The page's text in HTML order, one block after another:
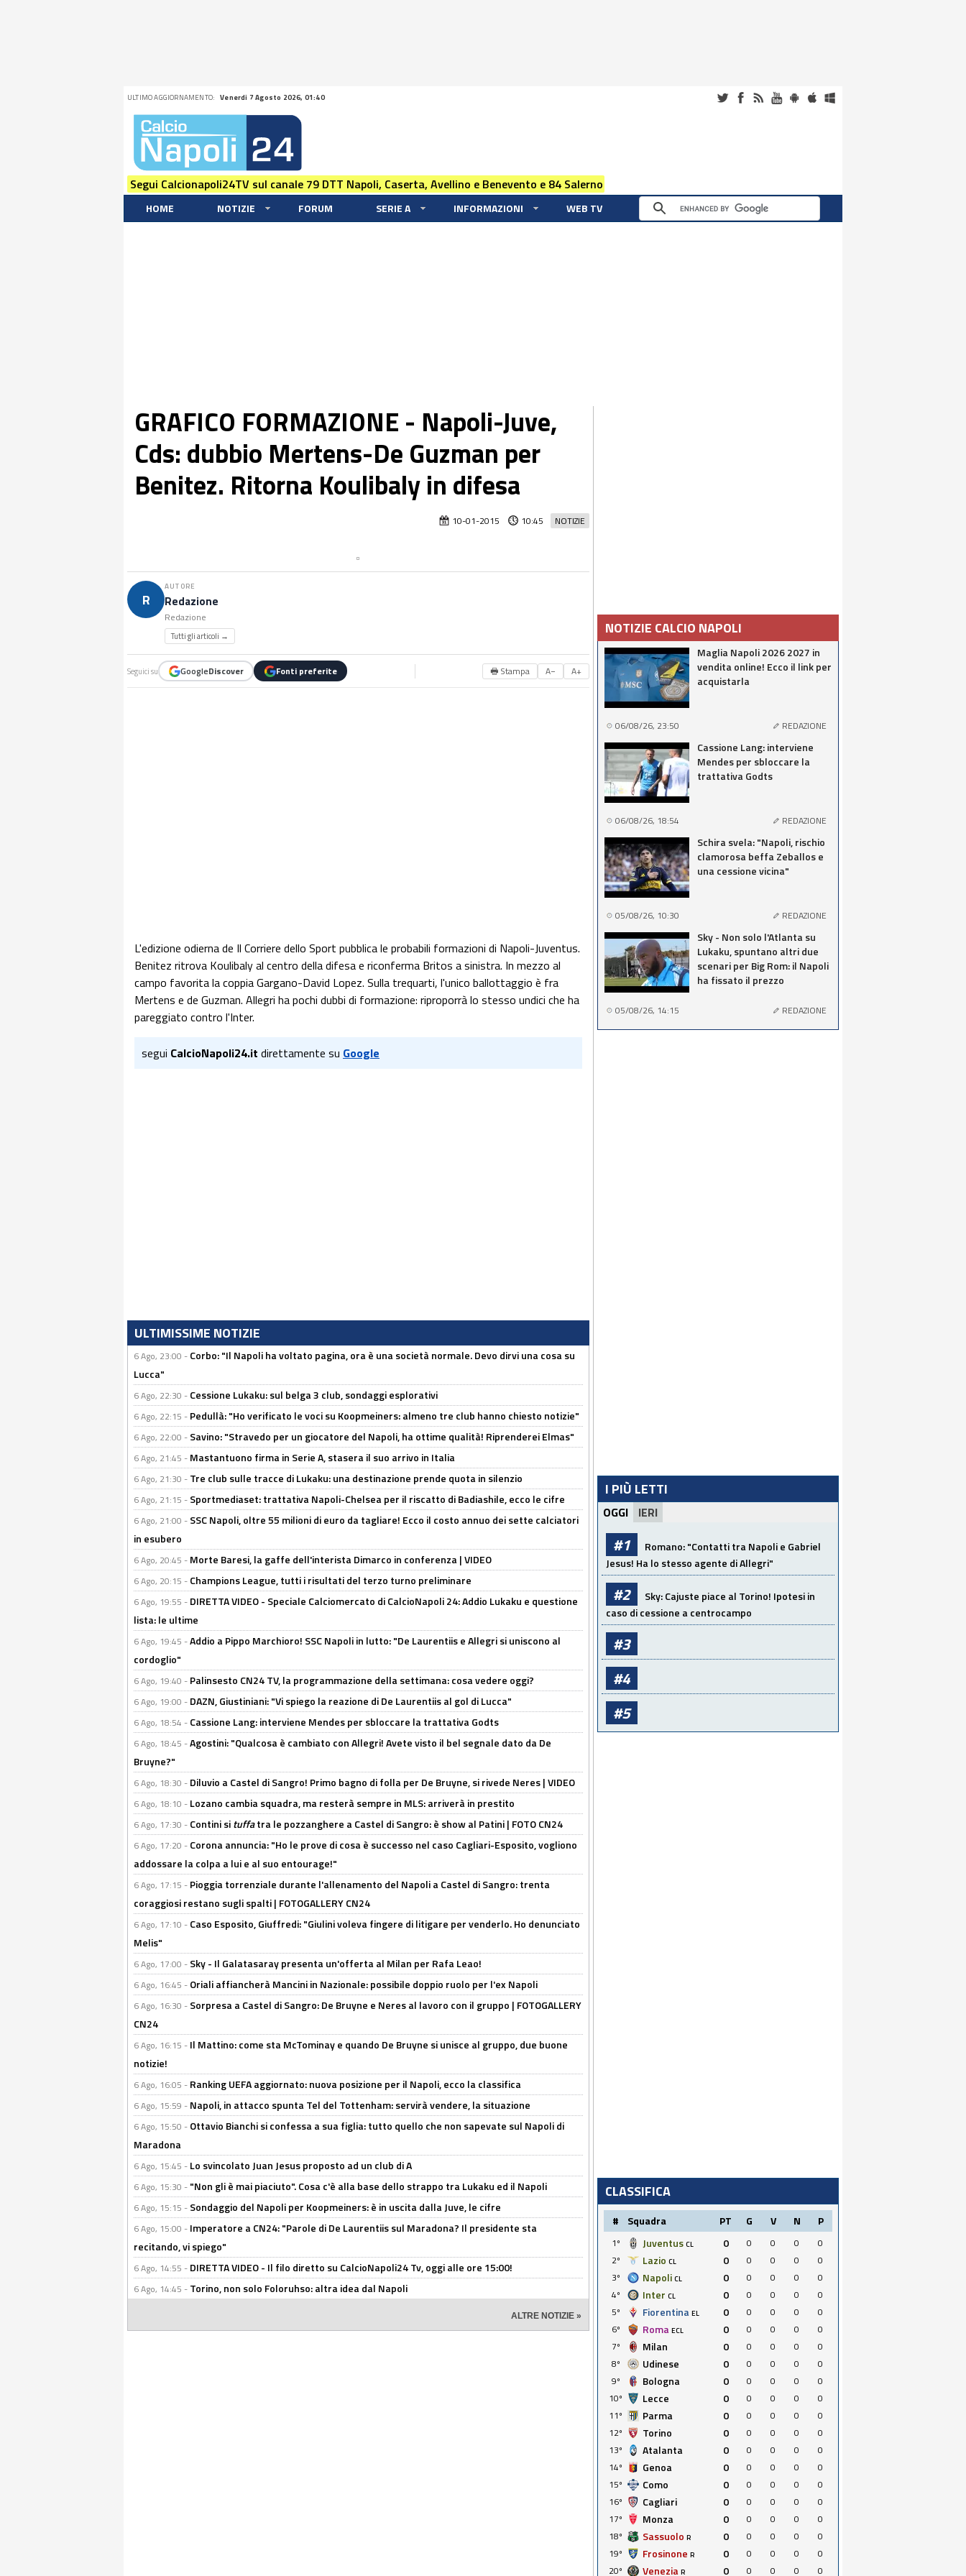
ULTIMO AGGIORNAMENTO: Venerdi 7 Agosto 2026, 01:40
Segui Calcionapoli24TV sul canale 79 DTT Napoli, Caserta, Avellino e Benevento e 84 Salerno
HOME NOTIZIE FORUM SERIE A INFORMAZIONI WEB TV
GRAFICO FORMAZIONE - Napoli-Juve,
Cds: dubbio Mertens-De Guzman per
Benitez. Ritorna Koulibaly in difesa
NOTIZIE
10-01-2015 10:45
R
AUTORE
Redazione
Redazione
Tutti gli articoli →
Seguici su GoogleDiscover Fonti preferite 🖶 Stampa A− A+
L'edizione odierna de Il Corriere dello Sport pubblica le probabili formazioni di Napoli-Juventus.
Benitez ritrova Koulibaly al centro della difesa e riconferma Britos a sinistra. In mezzo al
campo favorita la coppia Gargano-David Lopez. Sulla trequarti, l'unico ballottaggio è fra
Mertens e de Guzman. Allegri ha pochi dubbi di formazione: riproporrà lo stesso undici che ha
pareggiato contro l'Inter.
segui CalcioNapoli24.it direttamente su Google
ULTIMISSIME NOTIZIE
6 Ago, 23:00 - Corbo: "Il Napoli ha voltato pagina, ora è una società normale. Devo dirvi una cosa su
Lucca"
6 Ago, 22:30 - Cessione Lukaku: sul belga 3 club, sondaggi esplorativi
6 Ago, 22:15 - Pedullà: "Ho verificato le voci su Koopmeiners: almeno tre club hanno chiesto notizie"
6 Ago, 22:00 - Savino: "Stravedo per un giocatore del Napoli, ha ottime qualità! Riprenderei Elmas"
6 Ago, 21:45 - Mastantuono firma in Serie A, stasera il suo arrivo in Italia
6 Ago, 21:30 - Tre club sulle tracce di Lukaku: una destinazione prende quota in silenzio
6 Ago, 21:15 - Sportmediaset: trattativa Napoli-Chelsea per il riscatto di Badiashile, ecco le cifre
6 Ago, 21:00 - SSC Napoli, oltre 55 milioni di euro da tagliare! Ecco il costo annuo dei sette calciatori
in esubero
6 Ago, 20:45 - Morte Baresi, la gaffe dell'interista Dimarco in conferenza | VIDEO
6 Ago, 20:15 - Champions League, tutti i risultati del terzo turno preliminare
6 Ago, 19:55 - DIRETTA VIDEO - Speciale Calciomercato di CalcioNapoli 24: Addio Lukaku e questione
lista: le ultime
6 Ago, 19:45 -Addio a Pippo Marchioro! SSC Napoli in lutto: "De Laurentiis e Allegri si uniscono al
cordoglio"
6 Ago, 19:40 - Palinsesto CN24 TV, la programmazione della settimana: cosa vedere oggi?
6 Ago, 19:00 - DAZN, Giustiniani: "Vi spiego la reazione di De Laurentiis al gol di Lucca"
6 Ago, 18:54 - Cassione Lang: interviene Mendes per sbloccare la trattativa Godts
6 Ago, 18:45 -Agostini: "Qualcosa è cambiato con Allegri! Avete visto il bel segnale dato da De
Bruyne?"
6 Ago, 18:30 - Diluvio a Castel di Sangro! Primo bagno di folla per De Bruyne, si rivede Neres | VIDEO
6 Ago, 18:10 - Lozano cambia squadra, ma resterà sempre in MLS: arriverà in prestito
6 Ago, 17:30 - Contini situffatra le pozzanghere a Castel di Sangro: è show al Patini | FOTO CN24
6 Ago, 17:20 - Corona annuncia: "Ho le prove di cosa è successo nel caso Cagliari-Esposito, vogliono
addossare la colpa a lui e al suo entourage!"
6 Ago, 17:15 - Pioggia torrenziale durante l'allenamento del Napoli a Castel di Sangro: trenta
coraggiosi restano sugli spalti | FOTOGALLERY CN24
6 Ago, 17:10 - Caso Esposito, Giuffredi: "Giulini voleva fingere di litigare per venderlo. Ho denunciato
Melis"
6 Ago, 17:00 - Sky - Il Galatasaray presenta un'offerta al Milan per Rafa Leao!
6 Ago, 16:45 - Oriali affiancherà Mancini in Nazionale: possibile doppio ruolo per l'ex Napoli
6 Ago, 16:30 - Sorpresa a Castel di Sangro: De Bruyne e Neres al lavoro con il gruppo | FOTOGALLERY
CN24
6 Ago, 16:15 - Il Mattino: come sta McTominay e quando De Bruyne si unisce al gruppo, due buone
notizie!
6 Ago, 16:05 - Ranking UEFA aggiornato: nuova posizione per il Napoli, ecco la classifica
6 Ago, 15:59 - Napoli, in attacco spunta Tel del Tottenham: servirà vendere, la situazione
6 Ago, 15:50 - Ottavio Bianchi si confessa a sua figlia: tutto quello che non sapevate sul Napoli di
Maradona
6 Ago, 15:45 - Lo svincolato Juan Jesus proposto ad un club di A
6 Ago, 15:30 - "Non gli è mai piaciuto". Cosa c'è alla base dello strappo tra Lukaku ed il Napoli
6 Ago, 15:15 - Sondaggio del Napoli per Koopmeiners: è in uscita dalla Juve, le cifre
6 Ago, 15:00 - Imperatore a CN24: "Parole di De Laurentiis sul Maradona? Il presidente sta
recitando, vi spiego"
6 Ago, 14:55 - DIRETTA VIDEO - Il filo diretto su CalcioNapoli24 Tv, oggi alle ore 15:00!
6 Ago, 14:45 - Torino, non solo Foloruhso: altra idea dal Napoli
ALTRE NOTIZIE »
NOTIZIE CALCIO NAPOLI
Maglia Napoli 2026 2027 in
vendita online! Ecco il link per
acquistarla
06/08/26, 23:50 REDAZIONE
Cassione Lang: interviene
Mendes per sbloccare la
trattativa Godts
06/08/26, 18:54 REDAZIONE
Schira svela: "Napoli, rischio
clamorosa beffa Zeballos e
una cessione vicina"
05/08/26, 10:30 REDAZIONE
Sky - Non solo l'Atlanta su
Lukaku, spuntano altri due
scenari per Big Rom: il Napoli
ha fissato il prezzo
05/08/26, 14:15 REDAZIONE
I PIÙ LETTI
OGGI IERI
#1
Romano: "Contatti tra Napoli e Gabriel
Jesus! Ha lo stesso agente di Allegri"
#2
Sky: Cajuste piace al Torino! Ipotesi in
caso di cessione a centrocampo
#3
#4
#5
CLASSIFICA
# Squadra PT G V N P
1º Juventus CL 0 0 0 0
0
2º
Lazio CL 0 0 0 0
0
3º
Napoli CL 0 0 0 0
0
4º
Inter CL 0 0 0 0
0
5º
Fiorentina EL 0 0 0 0
0
6º
Roma ECL 0 0 0 0
0
7º
Milan 0 0 0 0
0
8º
Udinese 0 0 0 0
0
9º
Bologna 0 0 0 0
0
10º
Lecce 0 0 0 0
0
11º
Parma 0 0 0 0
0
12º
Torino 0 0 0 0
0
13º
Atalanta 0 0 0 0
0
14º
Genoa 0 0 0 0
0
15º
Como 0 0 0 0
0
16º
Cagliari 0 0 0 0
0
17º
Monza 0 0 0 0
0
18º
Sassuolo R 0 0 0 0
0
19º
Frosinone R 0 0 0 0
0
20º
Venezia R 0 0 0 0 0